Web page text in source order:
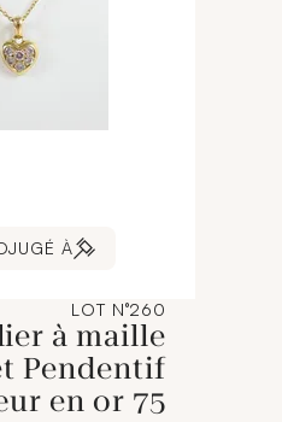
À
LOT N°260
à maille
Pendentif
en or 75